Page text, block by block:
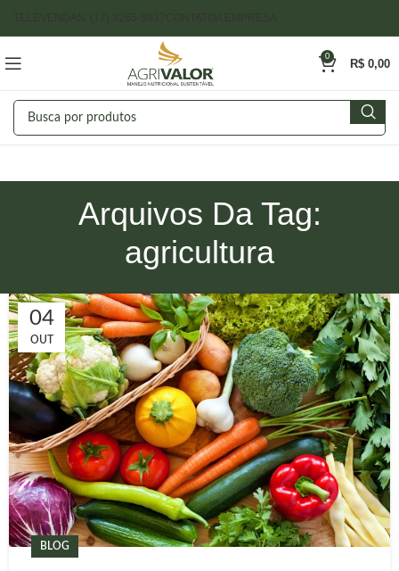
0 R$0,00
Arquivos Da Tag:
agricultura
04
OUT
BLOG